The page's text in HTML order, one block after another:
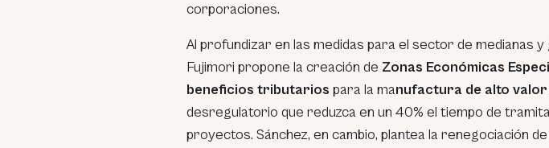
corporaciones.
Al profundizar en las medidas para el sector de medianas
Fujimori propone la creación de Zonas Económicas
beneficios tributarios para la manufactura de alto valor
desregulatorio que reduzca en un 40% el tiempo de
proyectos. Sánchez, en cambio, plantea la renegociación